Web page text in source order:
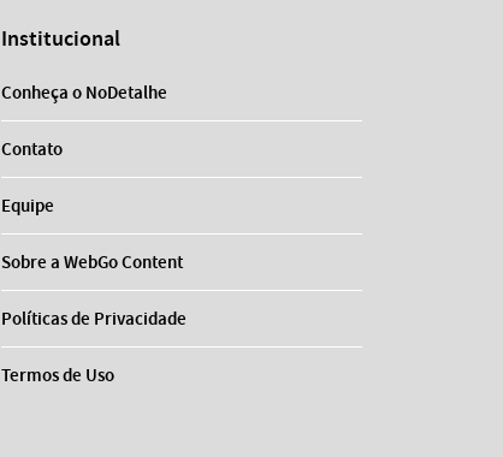
Institucional
Conheça o NoDetalhe
Contato
Equipe
Sobre a WebGo Content
Políticas de Privacidade
Termos de Uso